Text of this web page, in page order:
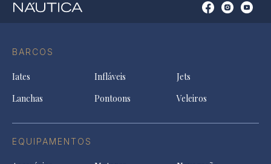
BARCOS
Iates Infláveis
Jets
Lanchas
Pontoons Veleiros
EQUIPAMENTOS
OpenOpenOpen